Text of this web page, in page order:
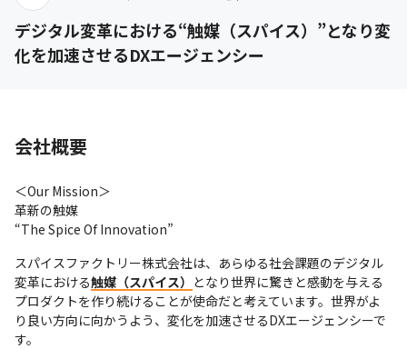
デジタル変革における“触媒（スパイス）”となり変
化を加速させるDXエージェンシー
会社概要
＜Our Mission＞
革新の触媒
“The Spice Of Innovation”
スパイスファクトリー株式会社は、あらゆる社会課題のデジタル
変革における触媒（スパイス） となり世界に驚きと感動を与える
プロダクトを作り続けることが使命だと考えています。世界がよ
り良い方向に向かうよう、変化を加速させるDXエージェンシーで
す。